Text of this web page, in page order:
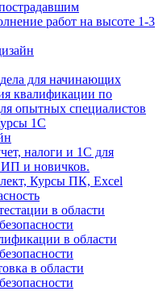
работ на высоте 1-3
для начинающих
квалификации по
опытных специалистов
1С
налоги и 1С для
ИП и новичков.
Курсы ПК, Excel
в области
в области
в области